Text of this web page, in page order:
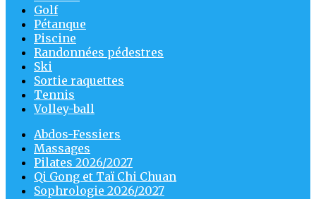
Golf
Pétanque
Piscine
Randonnées pédestres
Ski
Sortie raquettes
Tennis
Volley-ball
Abdos-Fessiers
Massages
Pilates 2026/2027
Qi Gong et Taï Chi Chuan
Sophrologie 2026/2027